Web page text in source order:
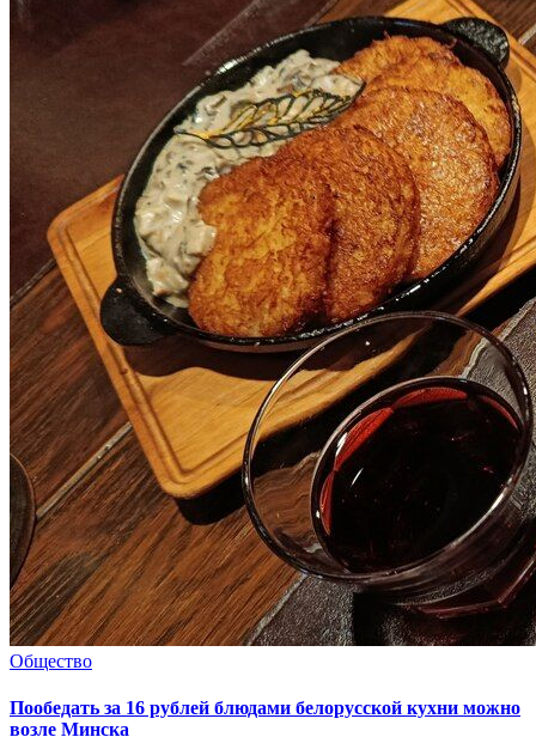
Общество
Пообедать за 16 рублей блюдами белорусской кухни можно
возле Минска